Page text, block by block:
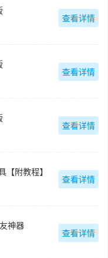
查看详情
查看详情
查看详情
【附教程】
查看详情
神器
查看详情